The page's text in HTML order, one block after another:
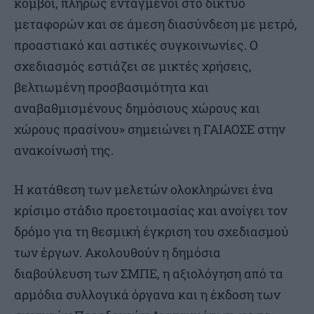
μεταφορών και σε άμεση διασύνδεση με μετρό,
προαστιακό και αστικές συγκοινωνίες. Ο
σχεδιασμός εστιάζει σε μικτές χρήσεις,
βελτιωμένη προσβασιμότητα και
αναβαθμισμένους δημόσιους χώρους και
χώρους πρασίνου» σημειώνει η ΓΑΙΑΟΣΕ στην
ανακοίνωσή της.
Η κατάθεση των μελετών ολοκληρώνει ένα
κρίσιμο στάδιο προετοιμασίας και ανοίγει τον
δρόμο για τη θεσμική έγκριση του σχεδιασμού
των έργων. Ακολουθούν η δημόσια
διαβούλευση των ΣΜΠΕ, η αξιολόγηση από τα
αρμόδια συλλογικά όργανα και η έκδοση των